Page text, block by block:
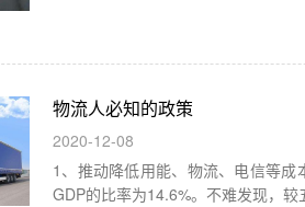
物流人必知的政策
2020-12-08
1、推动降低用能、物流、电信等
GDP的比率为14.6%。不难发现，较